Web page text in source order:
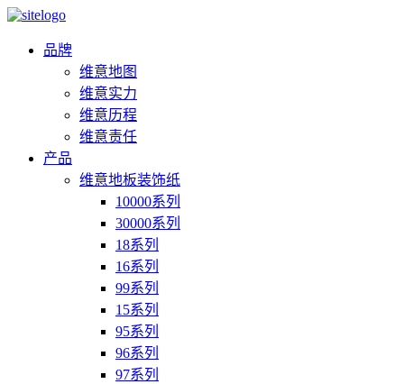
品牌
维意地图
维意实力
维意历程
维意责任
产品
维意地板装饰纸
10000系列
30000系列
18系列
16系列
99系列
15系列
95系列
96系列
97系列